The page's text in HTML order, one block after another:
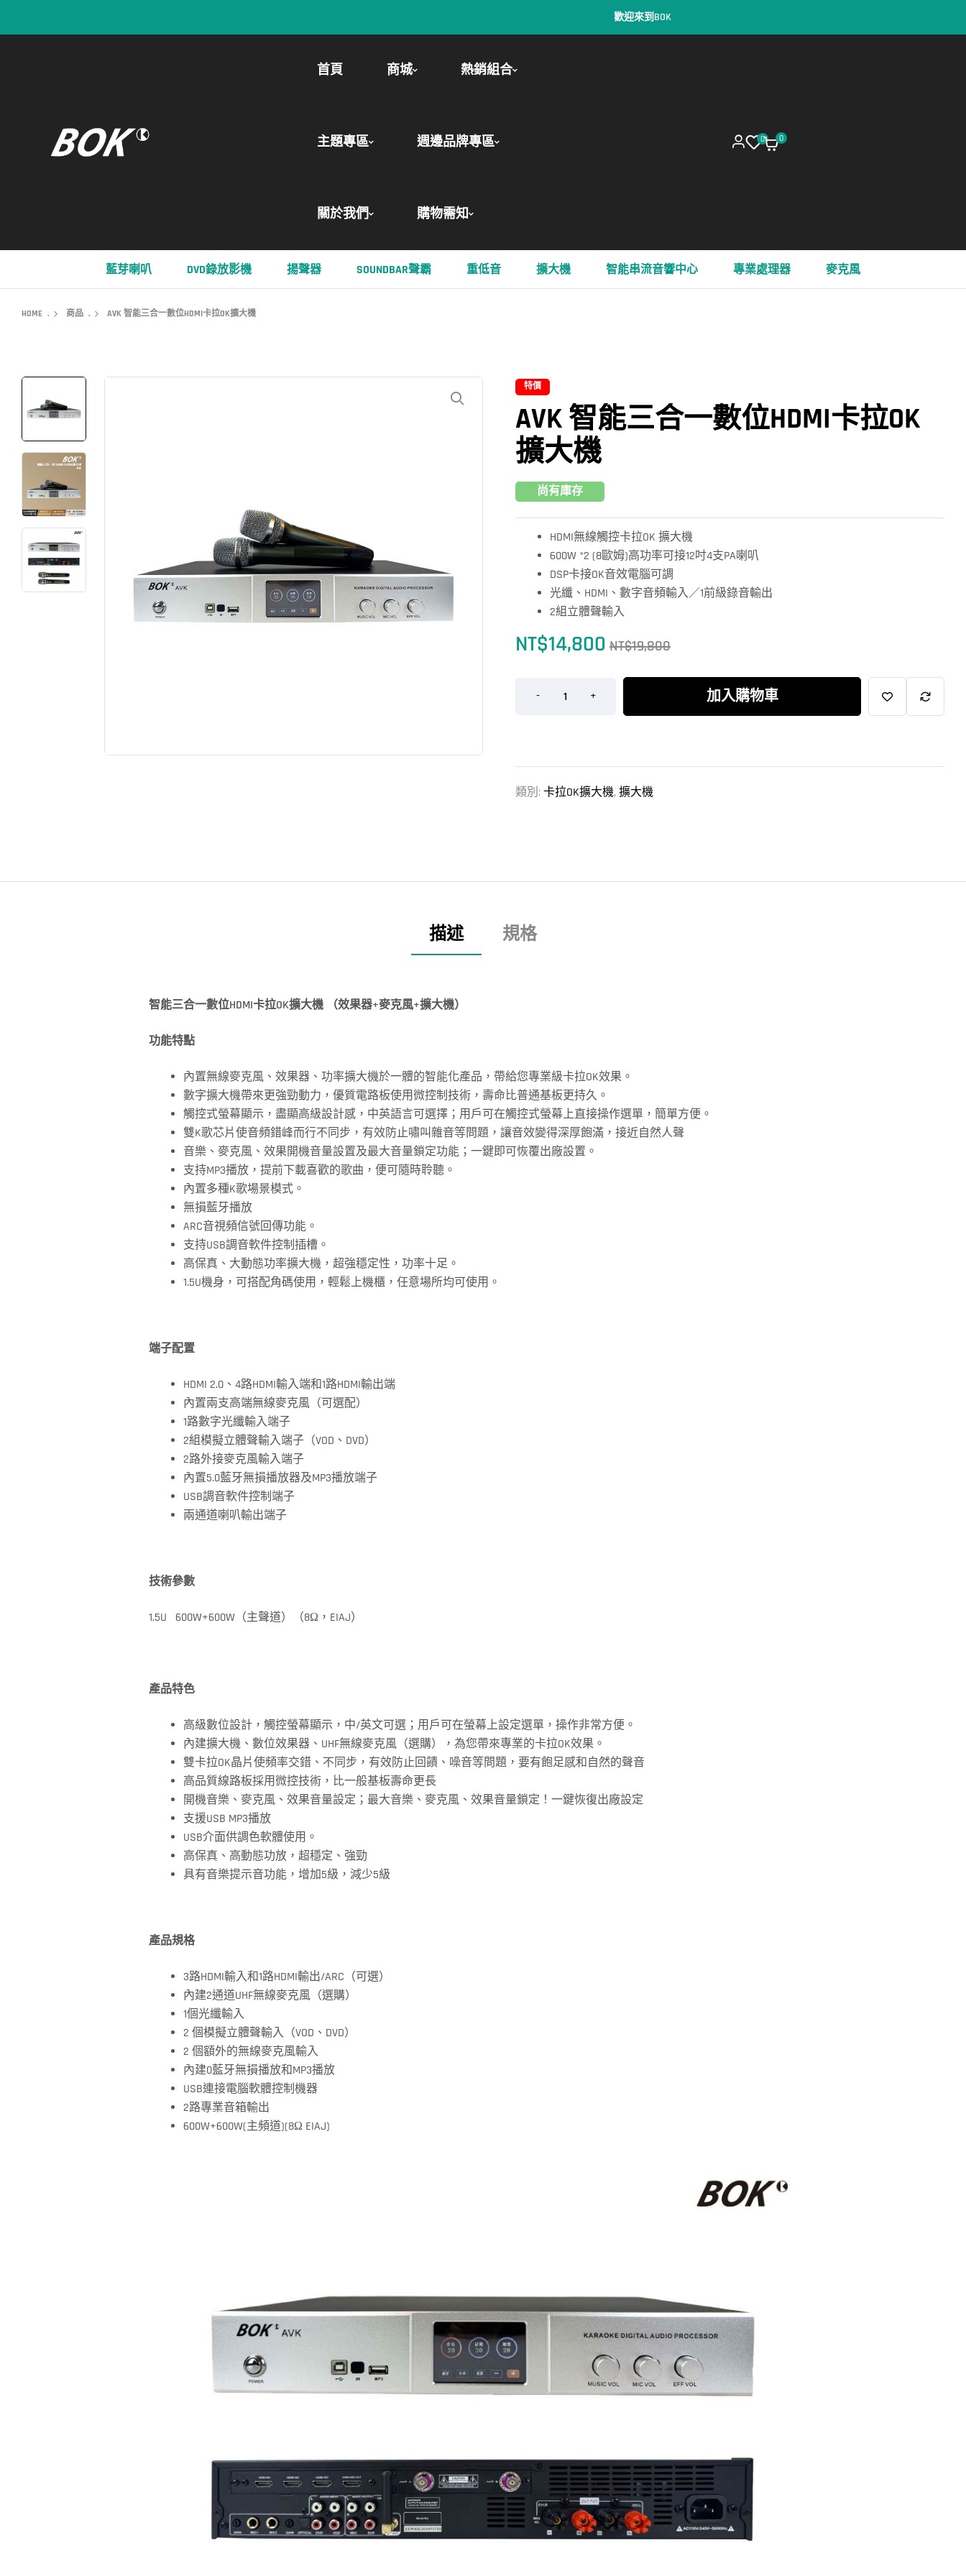
首頁 商城 熱銷組合
主題專區 週邊品牌專區
關於我們 購物需知
0 0
藍芽喇叭 DVD錄放影機 揚聲器 SOUNDBAR聲霸 重低音 擴大機 智能串流音響中心 專業處理器 麥克風
HOME . 商品 . AVK 智能三合一數位HDMI卡拉OK擴大機
特價
AVK 智能三合一數位HDMI卡拉OK
擴大機
尚有庫存
HDMI無線觸控卡拉OK 擴大機
600W *2 (8歐姆)高功率可接12吋4支PA喇叭
DSP卡接OK音效電腦可調
光纖、HDMI、數字音頻輸入／1前級錄音輸出
2組立體聲輸入
NT$19,800
NT$14,800
- + 加入購物車
類別: 卡拉OK擴大機, 擴大機
描述 規格
智能三合一數位HDMI卡拉OK擴大機 （效果器+麥克風+擴大機）
功能特點
內置無線麥克風、效果器、功率擴大機於一體的智能化產品，帶給您專業級卡拉OK效果。
數字擴大機帶來更強勁動力，優質電路板使用微控制技術，壽命比普通基板更持久。
觸控式螢幕顯示，盡顯高級設計感，中英語言可選擇；用戶可在觸控式螢幕上直接操作選單，簡單方便。
雙K歌芯片使音頻錯峰而行不同步，有效防止嘯叫雜音等問題，讓音效變得深厚飽滿，接近自然人聲
音樂、麥克風、效果開機音量設置及最大音量鎖定功能；一鍵即可恢覆出廠設置。
支持MP3播放，提前下載喜歡的歌曲，便可隨時聆聽。
內置多種K歌場景模式。
無損藍牙播放
ARC音視頻信號回傳功能。
支持USB調音軟件控制插槽。
高保真、大動態功率擴大機，超強穩定性，功率十足。
1.5U機身，可搭配角碼使用，輕鬆上機櫃，任意場所均可使用。
端子配置
HDMI 2.0、4路HDMI輸入端和1路HDMI輸出端
內置兩支高端無線麥克風（可選配）
1路數字光纖輸入端子
2組模擬立體聲輸入端子（VOD、DVD）
2路外接麥克風輸入端子
內置5.0藍牙無損播放器及MP3播放端子
USB調音軟件控制端子
兩通道喇叭輸出端子
技術參數
1.5U 600W+600W（主聲道）（8Ω，EIAJ）
產品特色
高級數位設計，觸控螢幕顯示，中/英文可選；用戶可在螢幕上設定選單，操作非常方便。
內建擴大機、數位效果器、UHF無線麥克風（選購），為您帶來專業的卡拉OK效果。
雙卡拉OK晶片使頻率交錯、不同步，有效防止回饋、噪音等問題，要有飽足感和自然的聲音
高品質線路板採用微控技術，比一般基板壽命更長
開機音樂、麥克風、效果音量設定；最大音樂、麥克風、效果音量鎖定！一鍵恢復出廠設定
支援USB MP3播放
USB介面供調色軟體使用。
高保真、高動態功放，超穩定、強勁
具有音樂提示音功能，增加5級，減少5級
產品規格
3路HDMI輸入和1路HDMI輸出/ARC（可選）
內建2通道UHF無線麥克風（選購）
1個光纖輸入
2 個模擬立體聲輸入（VOD、DVD）
2 個額外的無線麥克風輸入
內建0藍牙無損播放和MP3播放
USB連接電腦軟體控制機器
2路專業音箱輸出
600W+600W(主頻道)(8Ω EIAJ)